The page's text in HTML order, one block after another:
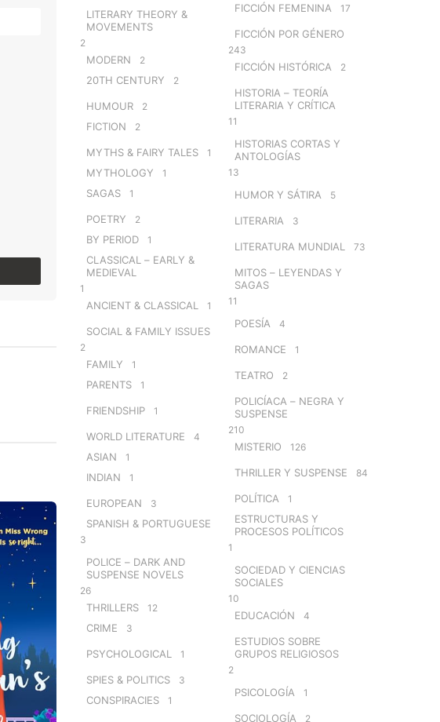
LITERARY THEORY &
MOVEMENTS
2
MODERN 2
20TH CENTURY 2
HUMOUR 2
FICTION 2
MYTHS & FAIRY TALES 1
MYTHOLOGY 1
SAGAS 1
POETRY 2
BY PERIOD 1
CLASSICAL – EARLY &
MEDIEVAL
1
ANCIENT & CLASSICAL 1
SOCIAL & FAMILY ISSUES
2
FAMILY 1
PARENTS 1
FRIENDSHIP 1
WORLD LITERATURE 4
ASIAN 1
INDIAN 1
EUROPEAN 3
SPANISH & PORTUGUESE
3
POLICE – DARK AND
SUSPENSE NOVELS
26
THRILLERS 12
CRIME 3
PSYCHOLOGICAL 1
SPIES & POLITICS 3
CONSPIRACIES 1
FICCIÓN FEMENINA 17
FICCIÓN POR GÉNERO
243
FICCIÓN HISTÓRICA 2
HISTORIA – TEORÍA
LITERARIA Y CRÍTICA
11
HISTORIAS CORTAS Y
ANTOLOGÍAS
13
HUMOR Y SÁTIRA 5
LITERARIA 3
LITERATURA MUNDIAL 73
MITOS – LEYENDAS Y
SAGAS
11
POESÍA 4
ROMANCE 1
TEATRO 2
POLICÍACA – NEGRA Y
SUSPENSE
210
MISTERIO 126
THRILLER Y SUSPENSE 84
POLÍTICA 1
ESTRUCTURAS Y
PROCESOS POLÍTICOS
1
SOCIEDAD Y CIENCIAS
SOCIALES
10
EDUCACIÓN 4
ESTUDIOS SOBRE
GRUPOS RELIGIOSOS
2
PSICOLOGÍA 1
SOCIOLOGÍA 2